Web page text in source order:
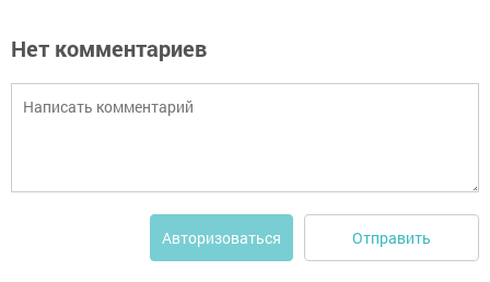
Нет комментариев
Авторизоваться Отправить